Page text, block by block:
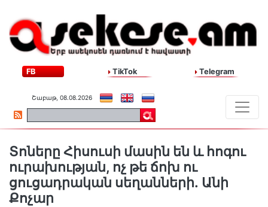
FB TikTok Telegram
Շաբաթ, 08.08.2026
Տոները Հիսուսի մասին են և հոգու
ուրախության, ոչ թե ճոխ ու
ցուցադրական սեղանների․ Անի
Քոչար